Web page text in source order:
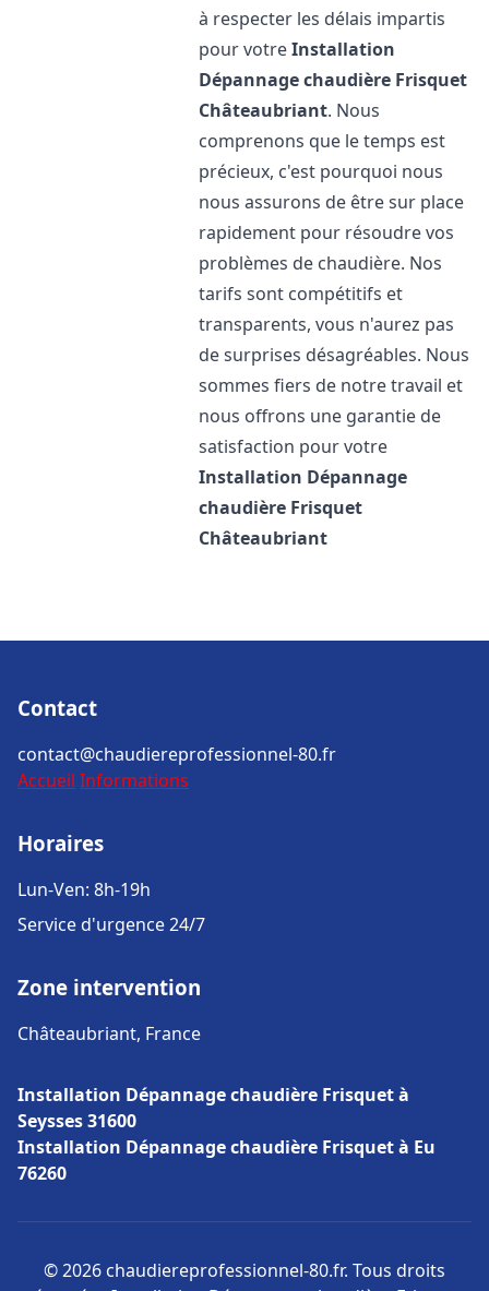
à respecter les délais impartis
pour votreInstallation
Dépannage chaudière Frisquet
Châteaubriant. Nous
comprenons que le temps est
précieux, c'est pourquoi nous
nous assurons de être sur place
rapidement pour résoudre vos
problèmes de chaudière. Nos
tarifs sont compétitifs et
transparents, vous n'aurez pas
de surprises désagréables. Nous
sommes fiers de notre travail et
nous offrons une garantie de
satisfaction pour votre
Installation Dépannage
chaudière Frisquet
Châteaubriant
Contact
contact@chaudiereprofessionnel-80.fr
Accueil Informations
Horaires
Lun-Ven: 8h-19h
Service d'urgence 24/7
Zone intervention
Châteaubriant, France
Installation Dépannage chaudière Frisquet à
Seysses 31600
Installation Dépannage chaudière Frisquet à Eu
76260
© 2026 chaudiereprofessionnel-80.fr. Tous droits